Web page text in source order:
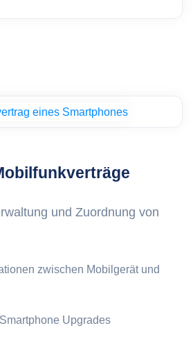
und Zuordnung von
zwischen Mobilgerät und
Upgrades